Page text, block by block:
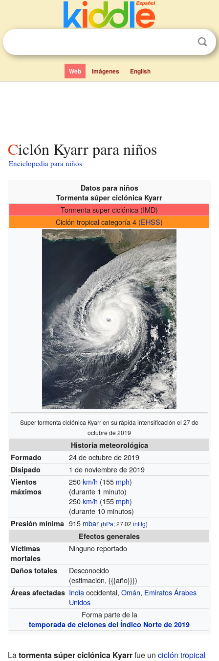
Web Imágenes English
Ciclón Kyarr para niños
Enciclopedia para niños
Datos para niños
Tormenta súper ciclónica Kyarr
Tormenta super ciclónica (IMD)
Ciclón tropical categoría 4 (EHSS)
Super tormenta ciclónica Kyarr en su rápida intensificación el 27 de
octubre de 2019
Historia meteorológica
Formado
24 de octubre de 2019
Disipado 1 de noviembre de 2019
Vientos
máximos
250km/h (155 mph)
(durante 1 minuto)
250km/h (155 mph)
(durante 10 minutos)
Presión mínima 915 mbar (hPa; 27.02inHg)
Efectos generales
Víctimas
mortales
Ninguno reportado
Daños totales
Desconocido
(estimación, {{{año}}})
Áreas afectadas Indiaoccidental,Omán, Emiratos Árabes
Unidos
Forma parte de la
temporada de ciclones del Índico Norte de 2019
Latormenta súper ciclónica Kyarrfue un ciclón tropical